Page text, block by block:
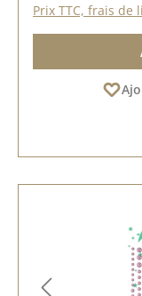
Prix TTC, frais de